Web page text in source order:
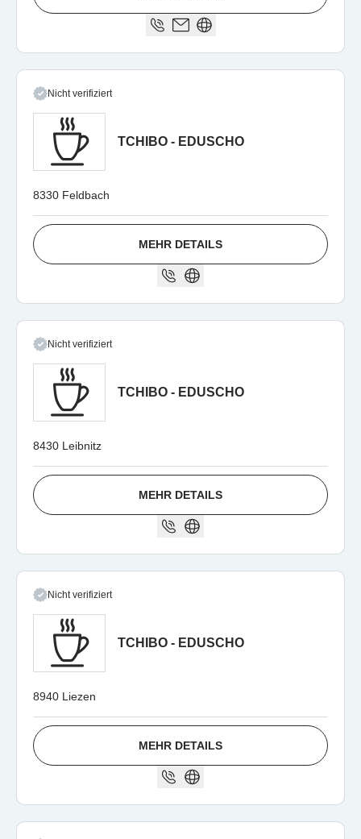
Nicht verifiziert
TCHIBO - EDUSCHO
8330 Feldbach
MEHR DETAILS
Nicht verifiziert
TCHIBO - EDUSCHO
8430 Leibnitz
MEHR DETAILS
Nicht verifiziert
TCHIBO - EDUSCHO
8940 Liezen
MEHR DETAILS